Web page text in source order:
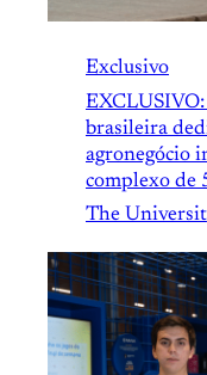
Exclusivo
brasileira
agronegócio
complexo de
The